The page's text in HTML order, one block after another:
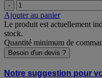
-
Ajouter au panier
Le produit est actuellement
stock.
Quantité minimum de
Besoin d'un devis ?
Notre suggestion pour